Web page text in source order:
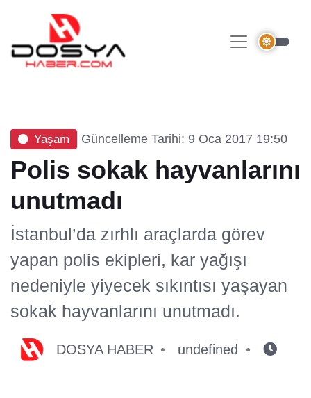
Yaşam Güncelleme Tarihi: 9 Oca 2017 19:50
Polis sokak hayvanlarını
unutmadı
İstanbul’da zırhlı araçlarda görev
yapan polis ekipleri, kar yağışı
nedeniyle yiyecek sıkıntısı yaşayan
sokak hayvanlarını unutmadı.
DOSYA HABER undefined